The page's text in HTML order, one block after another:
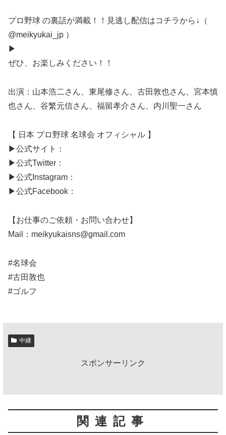
プロ野球 の裏話が満載！！見逃し配信はコチラから↓（
@meikyukai_jp ）
▶︎
ぜひ、お楽しみください！！
出演：山本浩二さん、東尾修さん、古田敦也さん、宮本慎
也さん、谷繁元信さん、福留孝介さん、内川聖一さん
【 日本 プロ野球 名球会 オフィシャル 】
▶︎公式サイト：
▶︎公式Twitter：
▶︎公式Instagram：
▶︎公式Facebook：
【お仕事のご依頼・お問い合わせ】
Mail：meikyukaisns@gmail.com
#名球会
#古田敦也
#ゴルフ
中継
スポンサーリンク
関連記事